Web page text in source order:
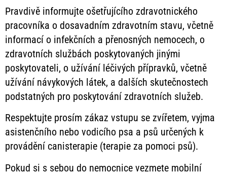
Pravdivě informujte ošetřujícího zdravotnického
pracovníka o dosavadním zdravotním stavu, včetně
informací o infekčních a přenosných nemocech, o
zdravotních službách poskytovaných jinými
poskytovateli, o užívání léčivých přípravků, včetně
užívání návykových látek, a dalších skutečnostech
podstatných pro poskytování zdravotních služeb.
Respektujte prosím zákaz vstupu se zvířetem, vyjma
asistenčního nebo vodicího psa a psů určených k
provádění canisterapie (terapie za pomoci psů).
Pokud si s sebou do nemocnice vezmete mobilní